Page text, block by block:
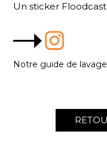
Un sticker
Notre guide de